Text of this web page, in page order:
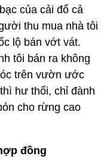
của cải đổ cả
thu mua nhà tôi
lộ bán vớt vát.
tôi bán ra không
trên vườn ước
hư thối, chỉ đành
cho rừng cao
đồng